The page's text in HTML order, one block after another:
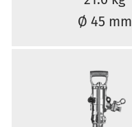
Ø 45 mm